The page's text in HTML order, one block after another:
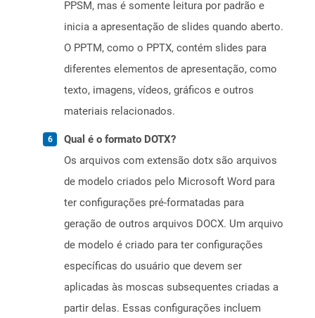
PPSM, mas é somente leitura por padrão e
inicia a apresentação de slides quando aberto.
O PPTM, como o PPTX, contém slides para
diferentes elementos de apresentação, como
texto, imagens, vídeos, gráficos e outros
materiais relacionados.
Qual é o formato DOTX?
Os arquivos com extensão dotx são arquivos
de modelo criados pelo Microsoft Word para
ter configurações pré-formatadas para
geração de outros arquivos DOCX. Um arquivo
de modelo é criado para ter configurações
específicas do usuário que devem ser
aplicadas às moscas subsequentes criadas a
partir delas. Essas configurações incluem